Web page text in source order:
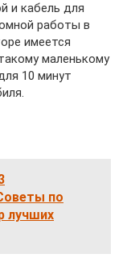
и кабель для
работы в
имеется
маленькому
10 минут
по
лучших